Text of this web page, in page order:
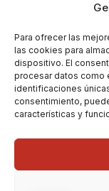
Para ofrecer las
las cookies para
dispositivo. El
procesar datos como
identificaciones
consentimiento,
características y